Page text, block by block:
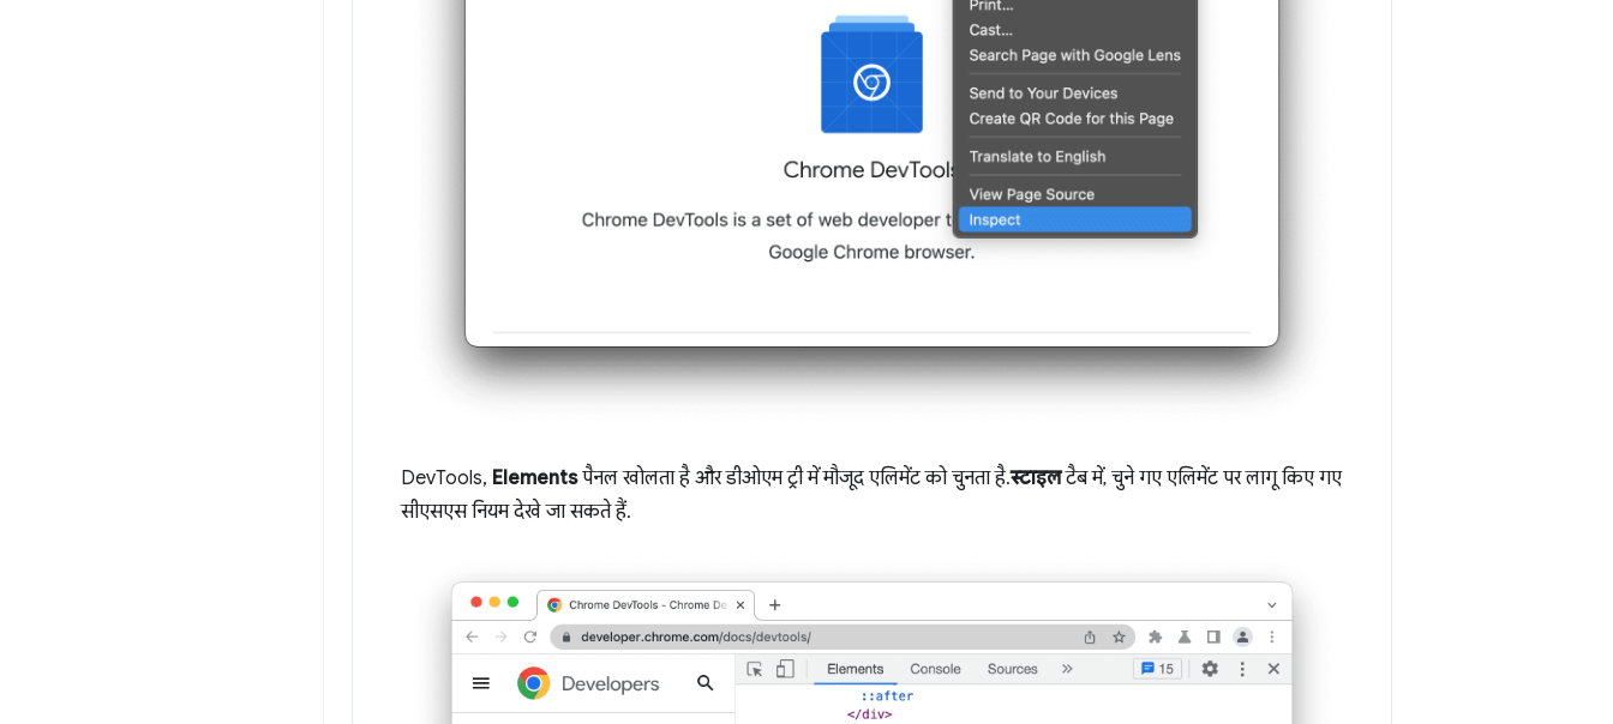
DevTools, Elementsपैनल खोलता है और डीओएम ट्री में मौजूद एलिमेंट को चुनता है.स्टाइलटैब में, चुने गए एलिमेंट पर लागू किए गए
सीएसएस नियम देखे जा सकते हैं.